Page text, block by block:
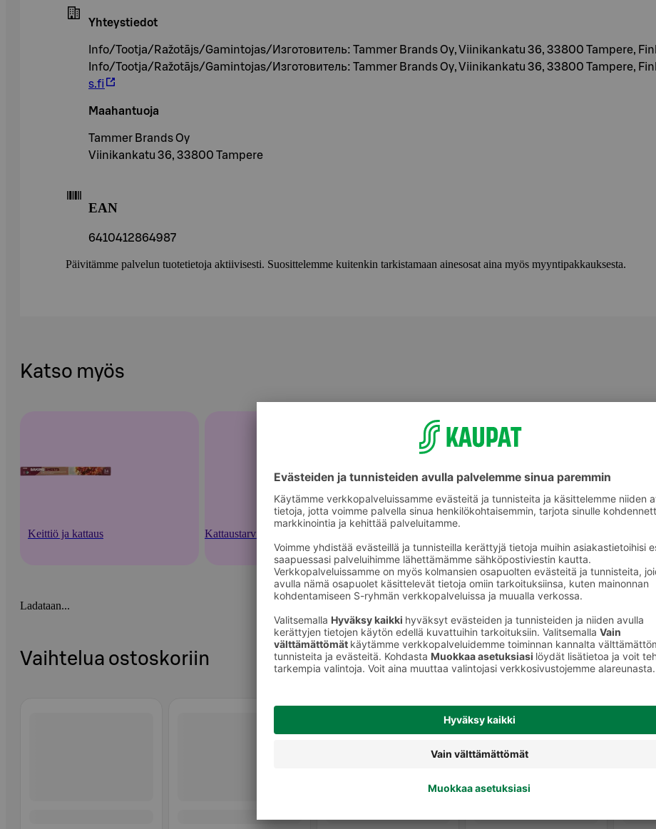
Yhteystiedot
Info/Tootja/Ražotājs/Gamintojas/Изготовитель: Tammer Brands Oy, Viinikankatu 36, 33800 Tampere,
Info/Tootja/Ražotājs/Gamintojas/Изготовитель: Tammer Brands Oy, Viinikankatu 36, 33800 Tampere,
s.fi
Maahantuoja
Tammer Brands Oy
Viinikankatu 36, 33800 Tampere
EAN
6410412864987
Päivitämme palvelun tuotetietoja aktiivisesti. Suosittelemme kuitenkin tarkistamaan ainesosat aina myös myyntipakkauksesta.
Katso myös
Keittiö ja kattaus Kattaustarvikkeet ja kertakäyttökattaus
Ladataan...
Vaihtelua ostoskoriin